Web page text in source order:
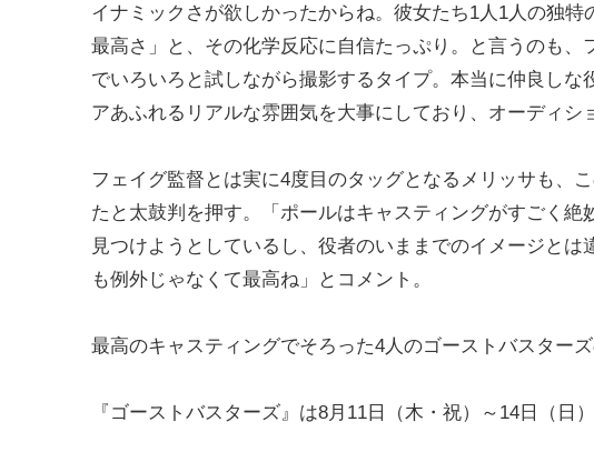
イナミックさが欲しかったからね。彼女たち1人1人の独
最高さ」と、その化学反応に自信たっぷり。と言うのも
でいろいろと試しながら撮影するタイプ。本当に仲良し
アあふれるリアルな雰囲気を大事にしており、オーディシ
フェイグ監督とは実に4度目のタッグとなるメリッサも、
たと太鼓判を押す。「ポールはキャスティングがすごく
見つけようとしているし、役者のいままでのイメージと
も例外じゃなくて最高ね」とコメント。
最高のキャスティングでそろった4人のゴーストバスター
『ゴーストバスターズ』は8月11日（木・祝）～14日（日